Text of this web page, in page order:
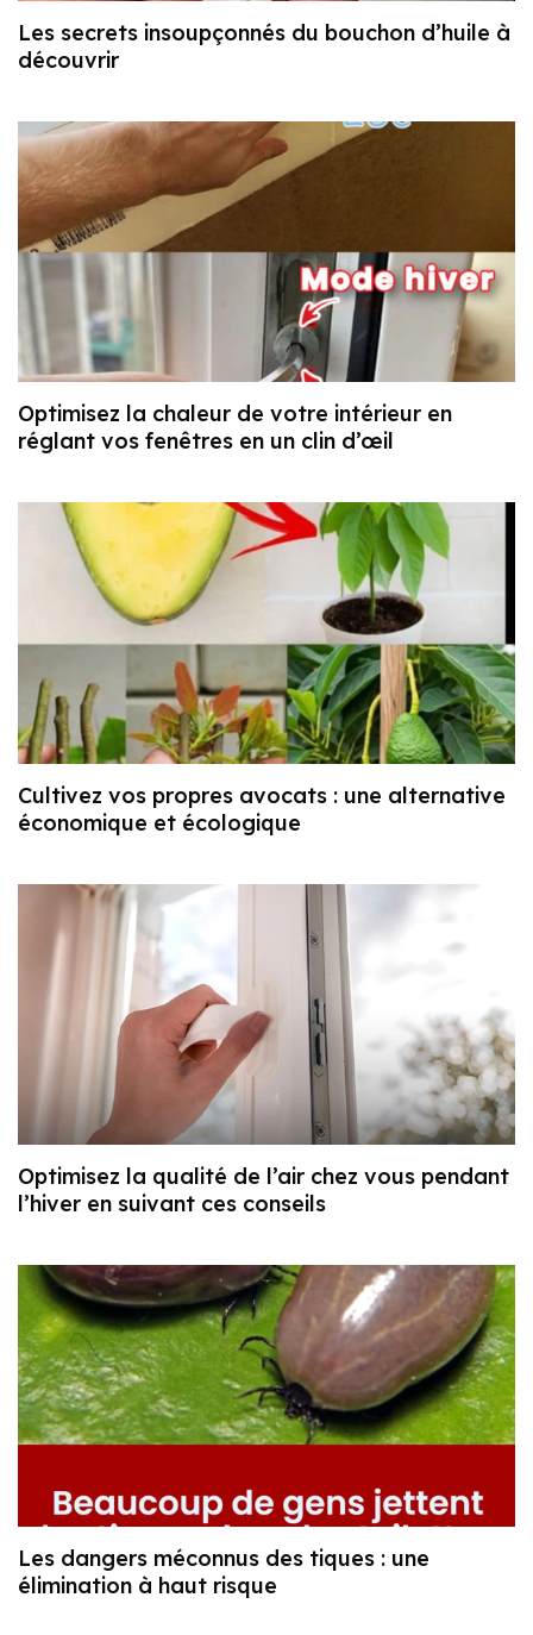
Les secrets insoupçonnés du bouchon d’huile à
découvrir
Optimisez la chaleur de votre intérieur en
réglant vos fenêtres en un clin d’œil
Cultivez vos propres avocats : une alternative
économique et écologique
Optimisez la qualité de l’air chez vous pendant
l’hiver en suivant ces conseils
Les dangers méconnus des tiques : une
élimination à haut risque